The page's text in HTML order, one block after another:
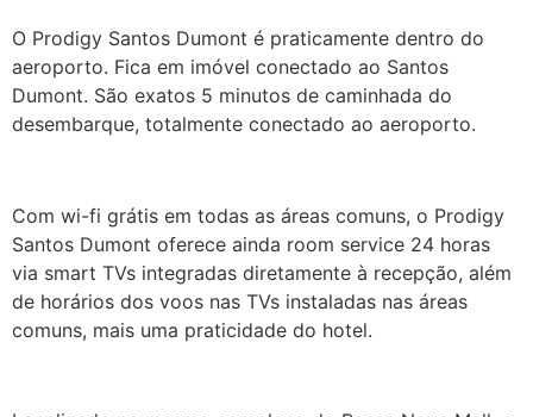
O Prodigy Santos Dumont é praticamente dentro do
aeroporto. Fica em imóvel conectado ao Santos
Dumont. São exatos 5 minutos de caminhada do
desembarque, totalmente conectado ao aeroporto.
Com wi-fi grátis em todas as áreas comuns, o Prodigy
Santos Dumont oferece ainda room service 24 horas
via smart TVs integradas diretamente à recepção, além
de horários dos voos nas TVs instaladas nas áreas
comuns, mais uma praticidade do hotel.